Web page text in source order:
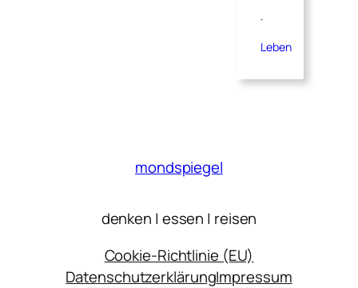
·
Leben
mondspiegel
denken | essen | reisen
Cookie-Richtlinie (EU)
DatenschutzerklärungImpressum